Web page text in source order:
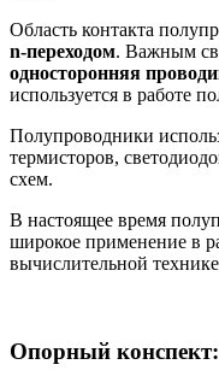
Область контакта
n-переходом. Важным
односторонняя
используется в работе
Полупроводники
термисторов,
схем.
В настоящее время
широкое применение в
вычислительной
Опорный конспект: